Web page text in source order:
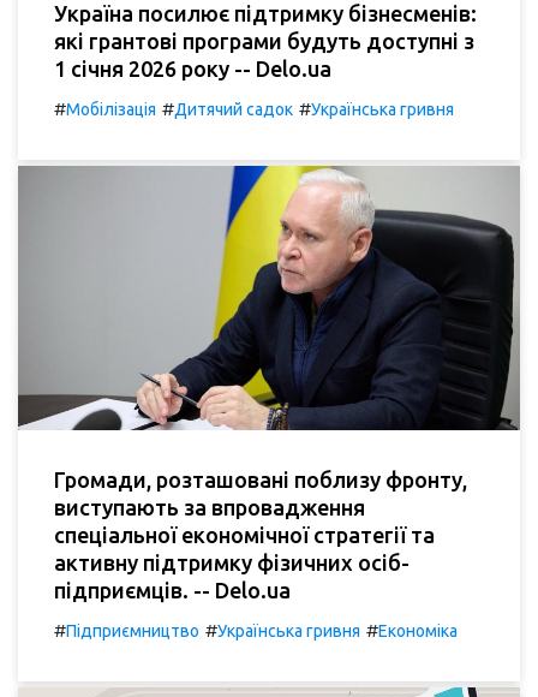
Україна посилює підтримку бізнесменів:
які грантові програми будуть доступні з
1 січня 2026 року -- Delo.ua
#Мобілізація #Дитячий садок #Українська гривня
Громади, розташовані поблизу фронту,
виступають за впровадження
спеціальної економічної стратегії та
активну підтримку фізичних осіб-
підприємців. -- Delo.ua
#Підприємництво #Українська гривня #Економіка